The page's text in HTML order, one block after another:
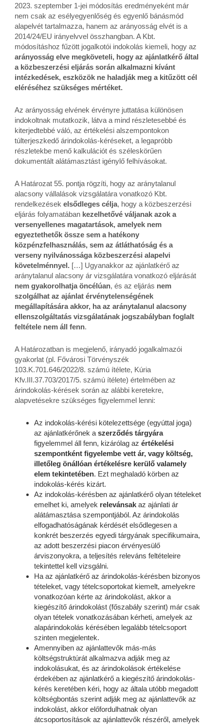
2023. szeptember 1-jei módosítás eredményeként már
nem csak az esélyegyenlőség és egyenlő bánásmód
alapelvét tartalmazza, hanem az arányosság elvét is a
2014/24/EU irányelvvel összhangban. A Kbt.
módosításhoz fűzött jogalkotói indokolás kiemeli, hogy az
arányosság elve megköveteli, hogy az ajánlatkérő által
a közbeszerzési eljárás során alkalmazni kívánt
intézkedések, eszközök ne haladják meg a kitűzött cél
eléréséhez szükséges mértéket.
Az arányosság elvének érvényre juttatása különösen
indokoltnak mutatkozik, látva a mind részletesebbé és
kiterjedtebbé váló, az értékelési alszempontokon
túlterjeszkedő árindokolás-kéréseket, a legapróbb
részletekbe menő kalkulációt és széleskörűen
dokumentált alátámasztást igénylő felhívásokat.
A Határozat 55. pontja rögzíti, hogy az aránytalanul
alacsony vállalások vizsgálatára vonatkozó Kbt.
rendelkezések elsődleges célja, hogy a közbeszerzési
eljárás folyamatában kezelhetővé váljanak azok a
versenyellenes magatartások, amelyek nem
egyeztethetők össze sem a hatékony
közpénzfelhasználás, sem az átláthatóság és a
verseny nyilvánossága közbeszerzési alapelvi
követelménnyel. […] Ugyanakkor az ajánlatkérő az
aránytalanul alacsony ár vizsgálatára vonatkozó eljárását
nem gyakorolhatja öncélúan, és az eljárás nem
szolgálhat az ajánlat érvénytelenségének
megállapítására akkor, ha az aránytalanul alacsony
ellenszolgáltatás vizsgálatának jogszabályban foglalt
feltétele nem áll fenn.
A Határozatban is megjelenő, irányadó jogalkalmazói
gyakorlat (pl. Fővárosi Törvényszék
103.K.701.646/2022/8. számú ítélete, Kúria
Kfv.III.37.703/2017/5. számú ítélete) értelmében az
árindokolás-kérések során az alábbi keretekre,
alapvetésekre szükséges figyelemmel lenni:
Az indokolás-kérési kötelezettsége (egyúttal joga)
az ajánlatkérőnek a szerződés tárgyára
figyelemmel áll fenn, kizárólag az értékelési
szempontként figyelembe vett ár, vagy költség,
illetőleg önállóan értékelésre kerülő valamely
elem tekintetében. Ezt meghaladó körben az
indokolás-kérés kizárt.
Az indokolás-kérésben az ajánlatkérő olyan tételeket
emelhet ki, amelyek relevánsak az ajánlati ár
alátámasztása szempontjából. Az árindokolás
elfogadhatóságának kérdését elsődlegesen a
konkrét beszerzés egyedi tárgyának specifikumaira,
az adott beszerzési piacon érvényesülő
árviszonyokra, a teljesítés releváns feltételeire
tekintettel kell vizsgálni.
Ha az ajánlatkérő az árindokolás-kérésben bizonyos
tételeket, vagy tételcsoportokat kiemelt, amelyekre
vonatkozóan kérte az árindokolást, akkor a
kiegészítő árindokolást (főszabály szerint) már csak
olyan tételek vonatkozásában kérheti, amelyek az
alapárindokolás kérésében legalább tételcsoport
szinten megjelentek.
Amennyiben az ajánlattevők más-más
költségstruktúrát alkalmazva adják meg az
indokolásukat, és az árindokolások értékelése
érdekében az ajánlatkérő a kiegészítő árindokolás-
kérés keretében kéri, hogy az általa utóbb megadott
költségbontás szerint adják meg az ajánlattevők az
indokolást, akkor előfordulhatnak olyan
átcsoportosítások az ajánlattevők részéről, amelyek